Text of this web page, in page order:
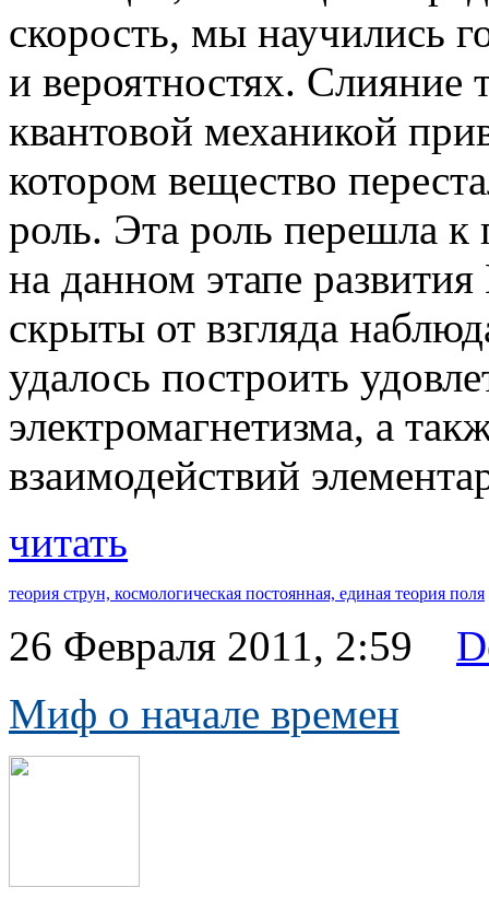
скорость, мы научились
и вероятностях. Слияние
квантовой механикой
котором вещество
роль. Эта роль перешла
на данном этапе
скрыты от взгляда
удалось построить
электромагнетизма, а
взаимодействий
читать
теория струн, космологическая постоянная, единая теория поля
26 Февраля 2011, 2:59
Миф о начале времен